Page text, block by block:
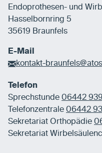
Endoprothesen- und
Hasselbornring 5
35619 Braunfels
E-Mail
kontakt-
Telefon
Sprechstunde 06442
Telefonzentrale 06442
Sekretariat Orthopädie
Sekretariat